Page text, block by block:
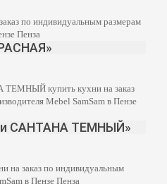
САНТАНА ТЕМНЫЙ»